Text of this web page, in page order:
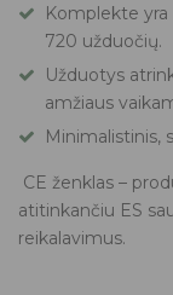
Komplekte
720 užduočių.
Užduotys
amžiaus
Minimalistinis,
CE ženklas –
atitinkančiu ES
reikalavimus.